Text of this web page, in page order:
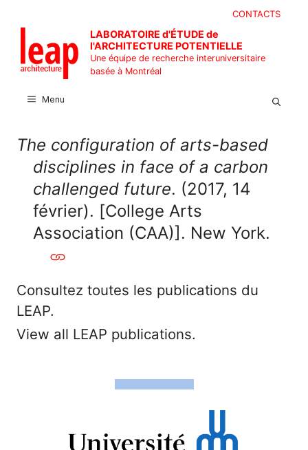
contenu
CONTACTS
LABORATOIRE d'ÉTUDE de
l'ARCHITECTURE POTENTIELLE
Une équipe de recherche interuniversitaire
basée à Montréal
Menu
The configuration of arts-based
disciplines in face of a carbon
challenged future. (2017, 14
février). [College Arts
Association (CAA)]. New York.
Consultez toutes les publications du
LEAP.
View all LEAP publications.